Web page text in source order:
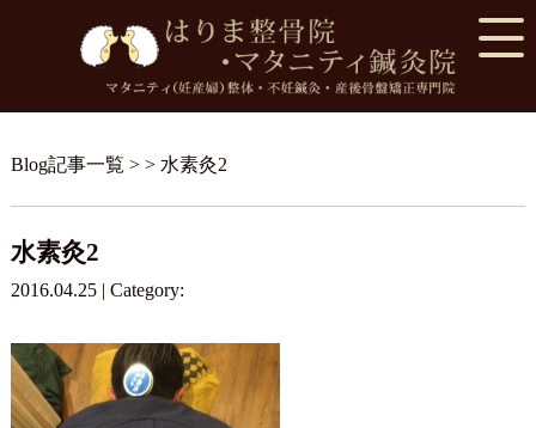
Blog記事一覧 > > 水素灸2
水素灸2
2016.04.25 | Category: